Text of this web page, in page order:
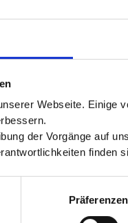
Webseite. Einige
der Vorgänge auf
finden
Präferenzen
Mehr lesen